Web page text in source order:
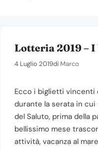
Lotteria 2019 –
4 Luglio 2019di Marco
Ecco i biglietti vincenti
durante la serata in
del Saluto, prima della
bellissimo mese
attività, vacanza al